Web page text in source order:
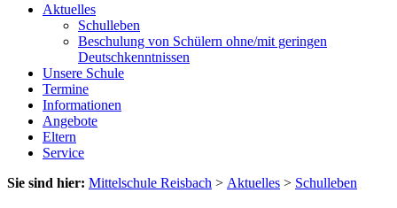
Aktuelles
Schulleben
Beschulung von Schülern ohne/mit geringen
Deutschkenntnissen
Unsere Schule
Termine
Informationen
Angebote
Eltern
Service
Sie sind hier: Mittelschule Reisbach > Aktuelles > Schulleben